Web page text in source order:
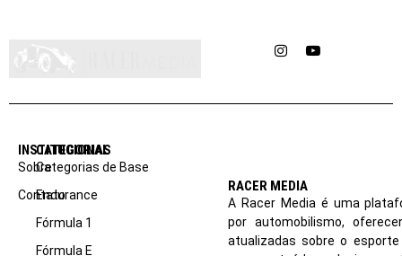
InstagramYouTube
INSTITUCIONAL
Sobre
Contato
CATEGORIAS
Categorias de Base
Endurance
Fórmula 1
Fórmula E
RACER MEDIA
A Racer Media é uma
por automobilismo,
atualizadas sobre o